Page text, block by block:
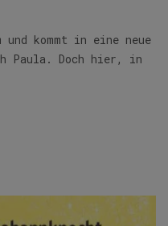
kommt in eine neue
Paula. Doch hier, in